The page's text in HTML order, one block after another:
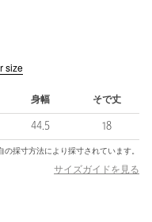
心地の良さが魅力です。
利便性が高まりました。
なすのもおすすめです。
size
身幅 そで丈
44.5 18
の採寸方法により採寸されています。
サイズガイドを見る